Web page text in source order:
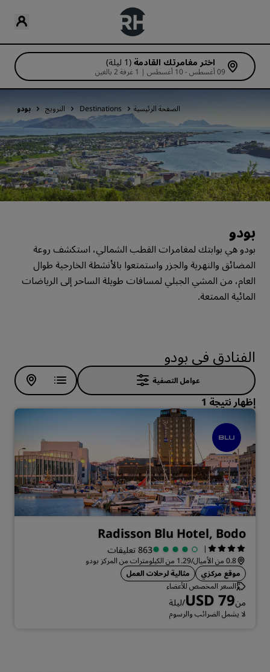
اختر مغامرتك القادمة (1 ليلة)
09 أغسطس - 10 أغسطس | 1 غرفة 2 بالغين
الصفحة الرئيسية Destinations النرويج بودو
بودو
بودو هي بوابتك لمغامرات القطب الشمالي، استكشف روعة
المضائق والنهرية والجزر واستمتعوا بالأنشطة الخارجية طوال
العام، من المشي الجبلي لمسافات طويلة الساحر إلى الرياضات
المائية الممتعة.
الفنادق في بودو
عوامل التصفية
إظهار نتيجة 1
Radisson Blu Hotel, Bodo
| 863 تعليقات
0.8 من الأميال/1.29 من الكيلومترات من المركز بودو
موقع مركزي
مثالية لرحلات العمل
السعر المخصص للأعضاء
منUSD 79/ليلة
لا يشمل الضرائب والرسوم